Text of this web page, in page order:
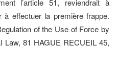
à effectuer la première frappe.
of the Use of Force by
Law, 81 HAGUE RECUEIL 45,